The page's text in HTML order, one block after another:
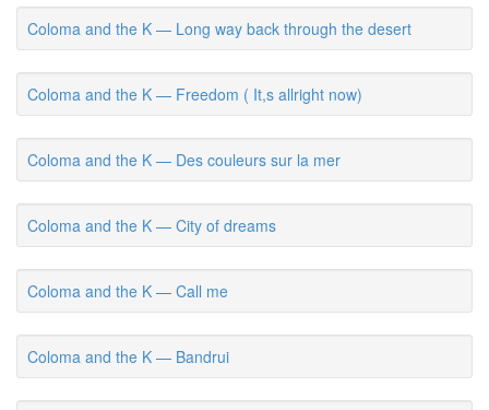
Coloma and the K — Long way back through the desert
Coloma and the K — Freedom ( It,s allright now)
Coloma and the K — Des couleurs sur la mer
Coloma and the K — City of dreams
Coloma and the K — Call me
Coloma and the K — Bandrui